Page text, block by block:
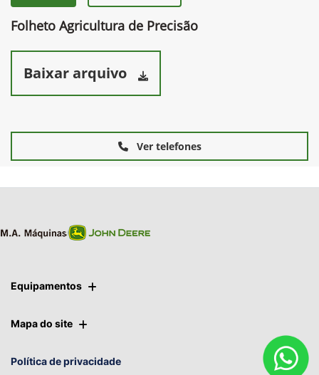
Folheto Agricultura de Precisão
Baixar arquivo
Ver telefones
Equipamentos
Mapa do site
Política de privacidade